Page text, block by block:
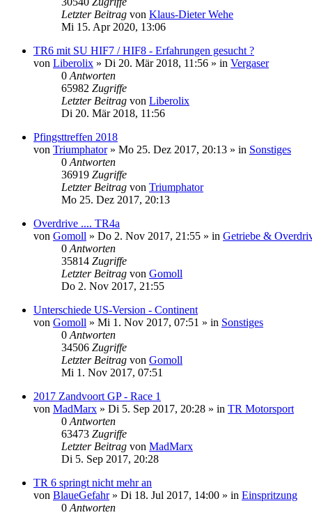
Letzter Beitrag von Klaus-Dieter Wehe
Mi 15. Apr 2020, 13:06
TR6 mit SU HIF7 / HIF8 - Erfahrungen gesucht ?
von Liberolix » Di 20. Mär 2018, 11:56 » in Vergaser
0 Antworten
65982 Zugriffe
Letzter Beitrag von Liberolix
Di 20. Mär 2018, 11:56
Pfingsttreffen 2018
von Triumphator» Mo 25. Dez 2017, 20:13 » in Sonstiges
0 Antworten
36919 Zugriffe
Letzter Beitrag von Triumphator
Mo 25. Dez 2017, 20:13
Overdrive .... TR4a
von Gomoll » Do 2. Nov 2017, 21:55 » in Getriebe &
0 Antworten
35814 Zugriffe
Letzter Beitrag von Gomoll
Do 2. Nov 2017, 21:55
Unterschiede US-Version - Continent
von Gomoll » Mi 1. Nov 2017, 07:51 » in Sonstiges
0 Antworten
34506 Zugriffe
Letzter Beitrag von Gomoll
Mi 1. Nov 2017, 07:51
2017 Zandvoort GP - Race 1
von MadMarx » Di 5. Sep 2017, 20:28 » in TR Motorsport
0 Antworten
63473 Zugriffe
Letzter Beitrag von MadMarx
Di 5. Sep 2017, 20:28
TR 6 springt nicht mehr an
von BlaueGefahr» Di 18. Jul 2017, 14:00 » in Einspritzung
0 Antworten